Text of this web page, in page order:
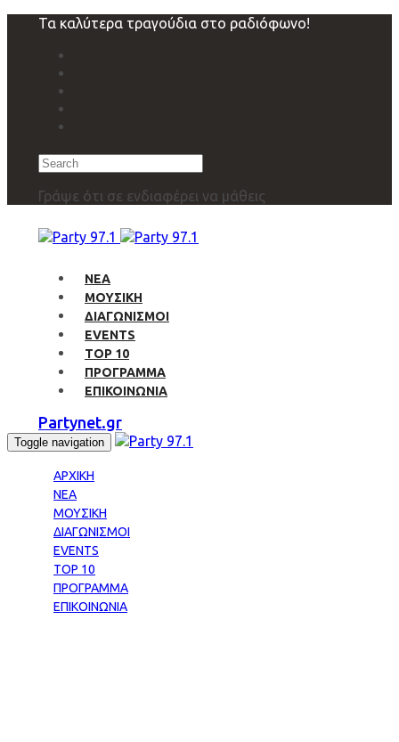
navigation
Τα καλύτερα τραγούδια στο ραδιόφωνο!
Search
Γράψε ότι σε ενδιαφέρει να μάθεις
ΝΕΑ
ΜΟΥΣΙΚΗ
ΔΙΑΓΩΝΙΣΜΟΙ
EVENTS
TOP 10
ΠΡΟΓΡΑΜΜΑ
ΕΠΙΚΟΙΝΩΝΙΑ
Partynet.gr
Toggle navigation
ΑΡΧΙΚΗ
ΝΕΑ
ΜΟΥΣΙΚΗ
ΔΙΑΓΩΝΙΣΜΟΙ
EVENTS
TOP 10
ΠΡΟΓΡΑΜΜΑ
ΕΠΙΚΟΙΝΩΝΙΑ